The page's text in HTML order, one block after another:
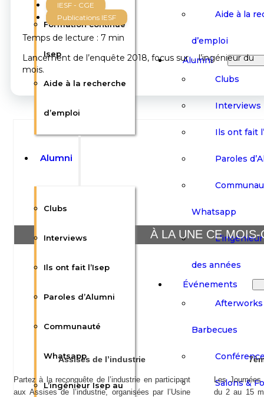
Formation continue
Isep
Aide à la recherche
d’emploi
Alumni
Clubs
Interviews
Ils ont fait l’Isep
Paroles d’Alumni
Communauté
Whatsapp
L’ingénieur Isep au
Aide à la
d’emploi
Alumni
Clubs
Interviews
Ils ont fait
Paroles
Whatsapp
des années
Événements
Afterworks
Barbecues
Salons &
IESF - CGE
Publications IESF
Temps de lecture : 7 min
Lancement de l’enquête 2018, focus sur … l’ingénieur du
mois.
À LA UNE CE MOIS-
Assises de l’industrie
Partez à la reconquête de l’industrie en participant
aux Assises de l’industrie, organisées par l’Usine
Les
du 2 au 15